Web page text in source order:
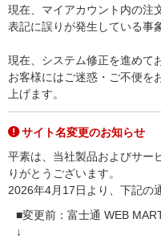
現在、マイアカウント内の注
表記に誤りが発生している事
現在、システム修正を進めて
お客様にはご迷惑・ご不便を
上げます。
サイト名変更のお知らせ
平素は、当社製品およびサー
りがとうございます。
2026年4月17日より、下記の
■変更前：富士通 WEB MART
↓